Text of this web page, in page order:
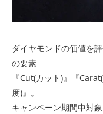
ダイヤモンドの価値を
の要素
『Cut(カット)』『
度)』。
キャンペーン期間中対